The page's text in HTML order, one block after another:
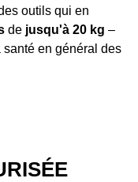
outils qui en
de jusqu'à 20 kg –
en général des